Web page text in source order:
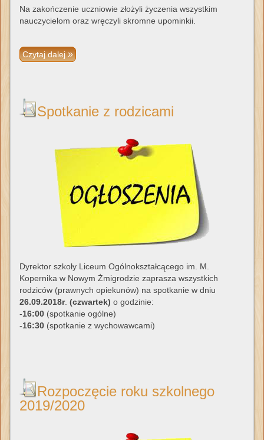
Na zakończenie uczniowie złożyli życzenia wszystkim
nauczycielom oraz wręczyli skromne upominkii.
Czytaj dalej
Spotkanie z rodzicami
Dyrektor szkoły Liceum Ogólnokształcącego im. M.
Kopernika w Nowym Żmigrodzie zaprasza wszystkich
rodziców (prawnych opiekunów) na spotkanie w dniu
26.09.2018r. (czwartek) o godzinie:
-16:00 (spotkanie ogólne)
-16:30 (spotkanie z wychowawcami)
Rozpoczęcie roku szkolnego
2019/2020